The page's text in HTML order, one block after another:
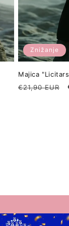
Znižanje
Majica
Redna
€21,90 EUR